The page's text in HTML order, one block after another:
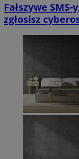
Fałszywe
zgłosisz